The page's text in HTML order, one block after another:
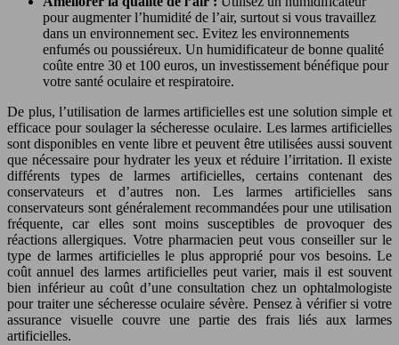
pour augmenter l’humidité de l’air, surtout si vous travaillez
dans un environnement sec. Evitez les environnements
enfumés ou poussiéreux. Un humidificateur de bonne qualité
coûte entre 30 et 100 euros, un investissement bénéfique pour
votre santé oculaire et respiratoire.
De plus, l’utilisation de larmes artificielles est une solution simple et
efficace pour soulager la sécheresse oculaire. Les larmes artificielles
sont disponibles en vente libre et peuvent être utilisées aussi souvent
que nécessaire pour hydrater les yeux et réduire l’irritation. Il existe
différents types de larmes artificielles, certains contenant des
conservateurs et d’autres non. Les larmes artificielles sans
conservateurs sont généralement recommandées pour une utilisation
fréquente, car elles sont moins susceptibles de provoquer des
réactions allergiques. Votre pharmacien peut vous conseiller sur le
type de larmes artificielles le plus approprié pour vos besoins. Le
coût annuel des larmes artificielles peut varier, mais il est souvent
bien inférieur au coût d’une consultation chez un ophtalmologiste
pour traiter une sécheresse oculaire sévère. Pensez à vérifier si votre
assurance visuelle couvre une partie des frais liés aux larmes
artificielles.